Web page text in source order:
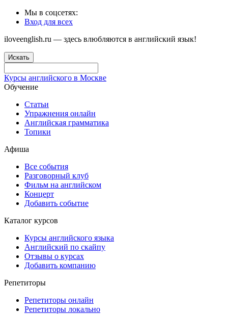
Мы в соцсетях:
Вход для всех
iloveenglish.ru — здесь влюбляются в английский язык!
Искать
Курсы английского в Москве
Обучение
Статьи
Упражнения онлайн
Английская грамматика
Топики
Афиша
Все события
Разговорный клуб
Фильм на английском
Концерт
Добавить событие
Каталог курсов
Курсы английского языка
Английский по скайпу
Отзывы о курсах
Добавить компанию
Репетиторы
Репетиторы онлайн
Репетиторы локально